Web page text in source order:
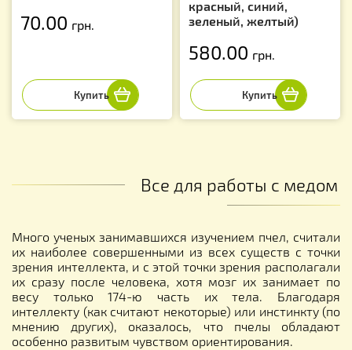
70.00 грн.
красный, синий,
зеленый, желтый)
580.00 грн.
Все для работы с медом
Много ученых занимавшихся изучением пчел, считали
их наиболее совершенными из всех существ с точки
зрения интеллекта, и с этой точки зрения располагали
их сразу после человека, хотя мозг их занимает по
весу только 174-ю часть их тела. Благодаря
интеллекту (как считают некоторые) или инстинкту (по
мнению других), оказалось, что пчелы обладают
особенно развитым чувством ориентирования.